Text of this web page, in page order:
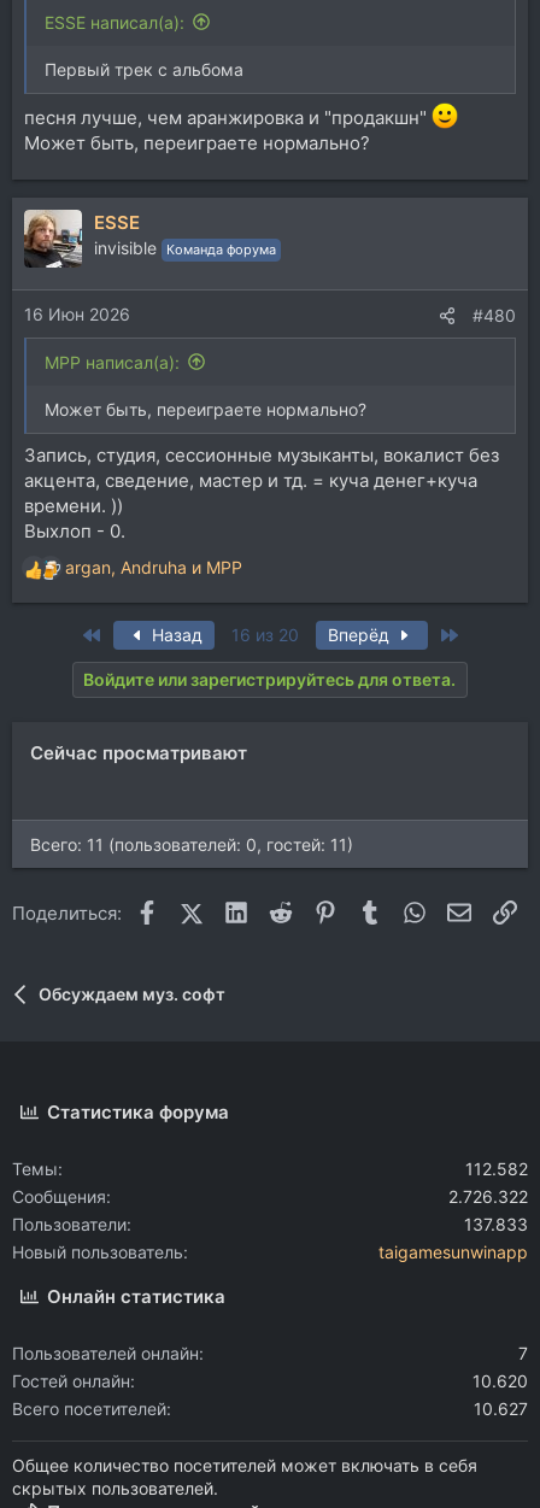
ESSE написал(а):
Первый трек с альбома
песня лучше, чем аранжировка и "продакшн"
Может быть, переиграете нормально?
ESSE
invisible Команда форума
16 Июн 2026 #480
MPP написал(а):
Может быть, переиграете нормально?
Запись, студия, сессионные музыканты, вокалист без
акцента, сведение, мастер и тд. = куча денег+куча
времени. ))
Выхлоп - 0.
Р
е
argan, Andruha и MPP
First Назад 16 из 20 Вперёд
Войдите или зарегистрируйтесь для ответа.
Сейчас просматривают
Всего: 11 (пользователей: 0, гостей: 11)
Поделиться: FacebookX (Twitter)
LinkedIn
Reddit Pinterest
Tumblr WhatsApp
Обсуждаем муз. софт
Статистика форума
Темы
112.582
Сообщения
2.726.322
Пользователи
137.833
Новый пользователь
taigamesunwinapp
Онлайн статистика
Пользователей онлайн
7
Гостей онлайн
10.620
Всего посетителей
10.627
Общее количество посетителей может включать в себя
скрытых пользователей.